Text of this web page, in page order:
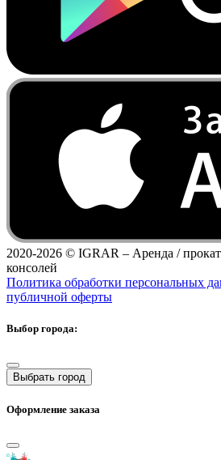
2020-2026 © IGRAR – Аренда /
консолей
Политика обработки персональных
публичной оферты
Выбор города:
Выбрать город
Оформление заказа